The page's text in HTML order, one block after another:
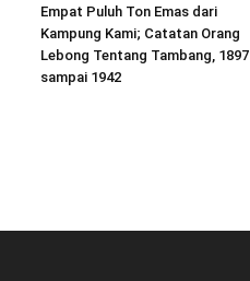
Empat Puluh Ton Emas dari
Kampung Kami; Catatan Orang
Lebong Tentang Tambang, 1897
sampai 1942